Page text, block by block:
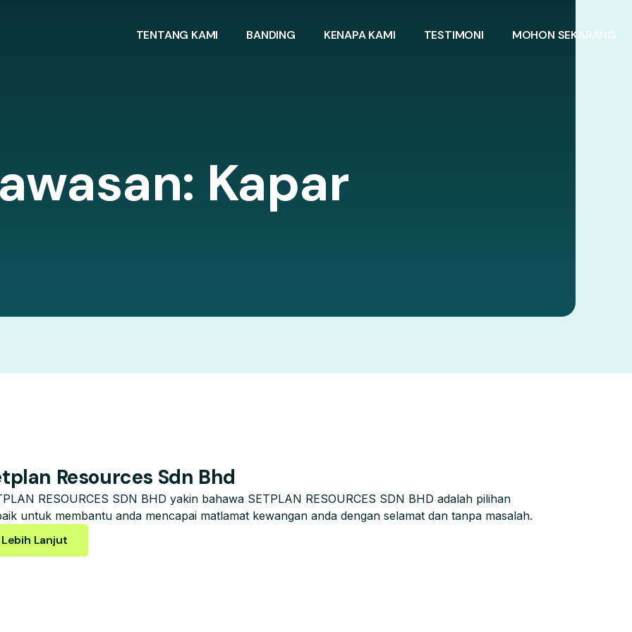
TENTANG KAMI BANDING KENAPA KAMI TESTIMONI MOHON SEKARANG
Kapar
Resources Sdn Bhd
RESOURCES SDN BHD yakin bahawa SETPLAN RESOURCES SDN BHD adalah pilihan
untuk membantu anda mencapai matlamat kewangan anda dengan selamat dan tanpa masalah.
Lebih Lanjut